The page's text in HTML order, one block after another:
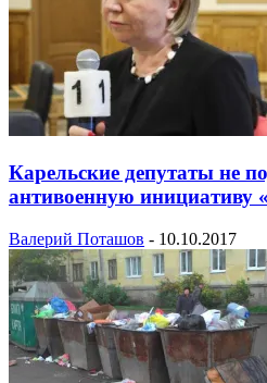
Карельские депутаты не
антивоенную инициативу
Валерий Поташов - 10.10.2017